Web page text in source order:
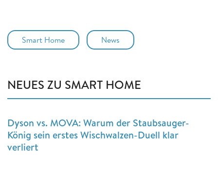
Smart Home News
NEUES ZU SMART HOME
Dyson vs. MOVA: Warum der Staubsauger-
König sein erstes Wischwalzen-Duell klar
verliert